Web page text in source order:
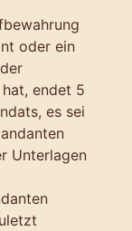
oder ein
endet 5
es sei
Unterlagen